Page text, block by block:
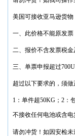
美国可接收亚马逊货
一、此价格不能原发票
二、报价不含发票税
三、单票申报超过
超过以下要求的，须
1：单件超50KG；2：
不接收任何电池或含
请勿冲货！如因安检